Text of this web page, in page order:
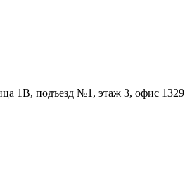
1В, подъезд №1, этаж 3, офис 1329